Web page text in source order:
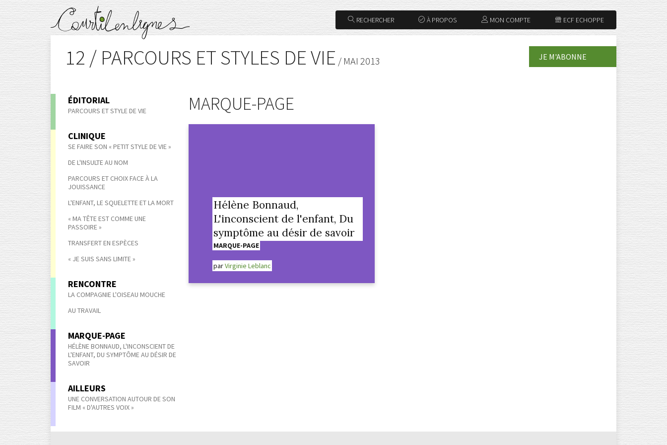
ECF ECHOPPE
MON COMPTE
À PROPOS
RECHERCHER
12 / PARCOURS ET STYLES DE VIE / MAI 2013 JE M'ABONNE
ÉDITORIAL
PARCOURS ET STYLE DE VIE
CLINIQUE
SE FAIRE SON « PETIT STYLE DE VIE »
DE L'INSULTE AU NOM
PARCOURS ET CHOIX FACE À LA
JOUISSANCE
L'ENFANT, LE SQUELETTE ET LA MORT
« MA TÊTE EST COMME UNE
PASSOIRE »
TRANSFERT EN ESPÈCES
« JE SUIS SANS LIMITE »
RENCONTRE
LA COMPAGNIE L'OISEAU MOUCHE
AU TRAVAIL
MARQUE-PAGE
HÉLÈNE BONNAUD, L'INCONSCIENT DE
L'ENFANT, DU SYMPTÔME AU DÉSIR DE
SAVOIR
AILLEURS
UNE CONVERSATION AUTOUR DE SON
FILM « D'AUTRES VOIX »
MARQUE-PAGE
Hélène Bonnaud,
L'inconscient de l'enfant, Du
symptôme au désir de savoir
MARQUE-PAGE
parVirginie Leblanc